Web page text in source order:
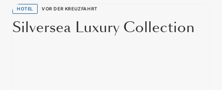
HOTEL VOR DER KREUZFAHRT
Silversea Luxury Collection